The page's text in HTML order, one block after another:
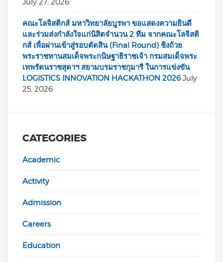
July 27, 2026
คณะโลจิสติกส์ มหาวิทยาลัยบูรพา ขอแสดงความยินดี
และร่วมส่งกำลังใจแก่นิสิตจำนวน 2 ทีม จากคณะโลจิสติ
กส์ เพื่อผ่านเข้าสู่รอบตัดสิน (Final Round) ชิงถ้วย
พระราชทานสมเด็จพระกนิษฐาธิราชเจ้า กรมสมเด็จพระ
เทพรัตนราชสุดาฯ สยามบรมราชกุมารี ในการแข่งขัน
LOGISTICS INNOVATION HACKATHON 2026 July
25, 2026
CATEGORIES
Academic
Activity
Admission
Careers
Education